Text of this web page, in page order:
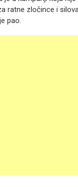
ratne zločince i
pao.